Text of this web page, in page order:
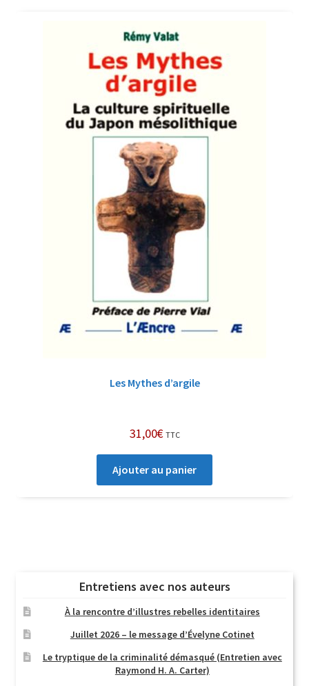
Les Mythes d’argile
31,00€ TTC
Ajouter au panier
Entretiens avec nos auteurs
À la rencontre d’illustres rebelles identitaires
Juillet 2026 – le message d’Évelyne Cotinet
Le tryptique de la criminalité démasqué (Entretien avec
Raymond H. A. Carter)